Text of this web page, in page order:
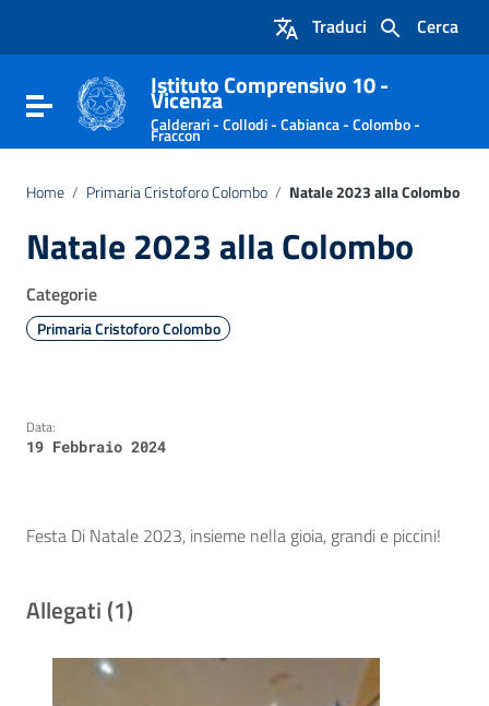
Vai al footer
Cerca
Traduci
Attiva / disattiva la navigazione
Istituto Comprensivo 10 -
Vicenza
Calderari - Collodi - Cabianca - Colombo -
Fraccon
Home / Primaria Cristoforo Colombo / Natale 2023 alla Colombo
Natale 2023 alla Colombo
Categorie
Primaria Cristoforo Colombo
Data:
19 Febbraio 2024
Festa Di Natale 2023, insieme nella gioia, grandi e piccini!
Allegati (1)